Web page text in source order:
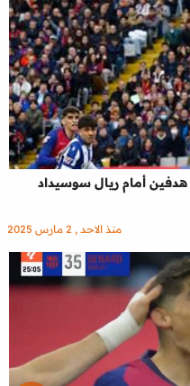
يسجل هدفين أمام ريال سوسيداد
منذ الاحد , 2 مارس 2025